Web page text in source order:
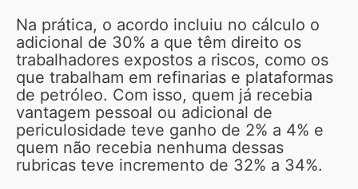
Na prática, o acordo incluiu no cálculo o
adicional de 30% a que têm direito os
trabalhadores expostos a riscos, como os
que trabalham em refinarias e plataformas
de petróleo. Com isso, quem já recebia
vantagem pessoal ou adicional de
periculosidade teve ganho de 2% a 4% e
quem não recebia nenhuma dessas
rubricas teve incremento de 32% a 34%.